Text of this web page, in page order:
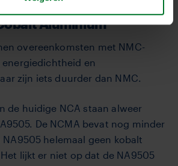
Aluminium
overeenkomsten met NMC-
en
zijn iets duurder dan NMC.
de huidige NCA staan alweer
De NCMA bevat nog minder
helemaal geen kobalt
lijkt er niet op dat de NA9505